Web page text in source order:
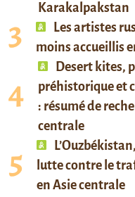
Karakalpakstan
Les artistes
moins accueillis
Desert kites,
préhistorique et
: résumé de
centrale
lutte contre le
en Asie centrale